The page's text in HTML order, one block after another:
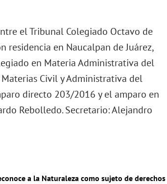
el Tribunal Colegiado Octavo de
residencia en Naucalpan de Juárez,
en Materia Administrativa del
Civil y Administrativa del
directo 203/2016 y el amparo en
Rebolledo. Secretario: Alejandro
a la Naturaleza como sujeto de derechos